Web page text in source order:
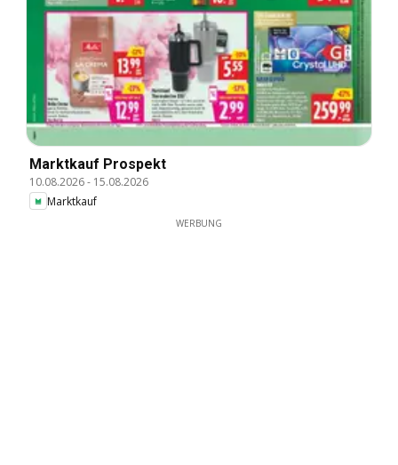
Marktkauf Prospekt
10.08.2026- 15.08.2026
Marktkauf
WERBUNG